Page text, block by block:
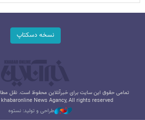
نسخه دسکتاپ
تمامی حقوق این سایت برای خبرآنلاین محفوظ است. نقل
News Agancy, All rights reserved
طراحی و تولید: نستوه